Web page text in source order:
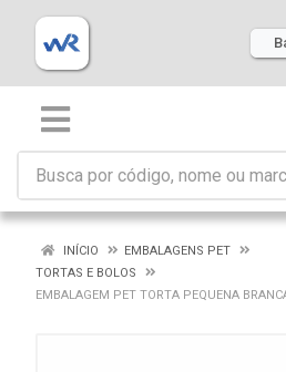
INÍCIO
EMBALAGENS PET
TORTAS E BOLOS
EMBALAGEM PET TORTA PEQUENA